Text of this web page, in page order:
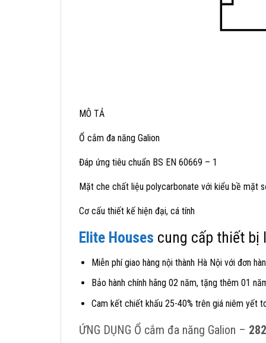
MÔ TẢ
Ổ cắm đa năng Galion
Đáp ứng tiêu chuẩn BS EN 60669 – 1
Mặt che chất liệu polycarbonate với kiểu bề mặt
Cơ cấu thiết kế hiện đại, cá tính
Elite Houses cung cấp thiết bị
Miễn phí giao hàng nội thành Hà Nội với đơn
Bảo hành chính hãng 02 năm, tặng thêm 01
Cam kết chiết khấu 25-40% trên giá niêm yết
ỨNG DỤNG Ổ cắm đa năng Galion –